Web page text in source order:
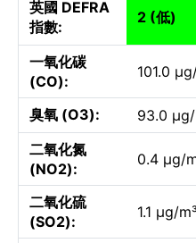
英國 DEFRA
指數:
2 (低)
一氧化碳
(CO):
101.0
臭氧 (O3):
93.0 µg/
二氧化氮
(NO2):
0.4 µg/
二氧化硫
(SO2):
1.1 µg/